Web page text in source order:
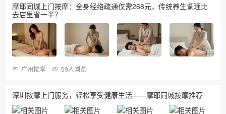
摩耶同城上门按摩：全身经络疏通仅需268元，传统养生调理比
去店里省一半？
广州按摩 59人浏览
深圳按摩上门服务，轻松享受健康生活——摩耶同城按摩推荐